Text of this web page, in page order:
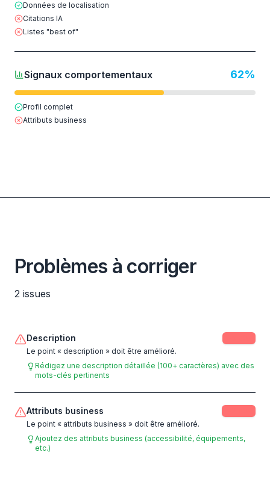
Données de localisation
Citations IA
Listes "best of"
Signaux comportementaux 62%
Profil complet
Attributs business
Problèmes à corriger
2 issues
Description
Le point « description » doit être amélioré.
Rédigez une description détaillée (100+ caractères) avec des
mots-clés pertinents
Attributs business
Le point « attributs business » doit être amélioré.
Ajoutez des attributs business (accessibilité, équipements,
etc.)